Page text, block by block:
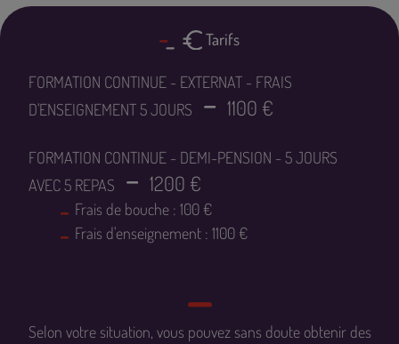
Tarifs
FORMATION CONTINUE - EXTERNAT - FRAIS
D'ENSEIGNEMENT 5 JOURS
1100 €
FORMATION CONTINUE - DEMI-PENSION - 5 JOURS
AVEC 5 REPAS
1200 €
Frais de bouche : 100 €
Frais d'enseignement : 1100 €
Selon votre situation, vous pouvez sans doute obtenir des